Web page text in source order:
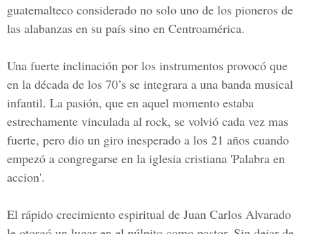
guatemalteco considerado no solo uno de los pioneros de
las alabanzas en su país sino en Centroamérica.
Una fuerte inclinación por los instrumentos provocó que
en la década de los 70’s se integrara a una banda musical
infantil. La pasión, que en aquel momento estaba
estrechamente vinculada al rock, se volvió cada vez mas
fuerte, pero dio un giro inesperado a los 21 años cuando
empezó a congregarse en la iglesia cristiana 'Palabra en
accion'.
El rápido crecimiento espiritual de Juan Carlos Alvarado